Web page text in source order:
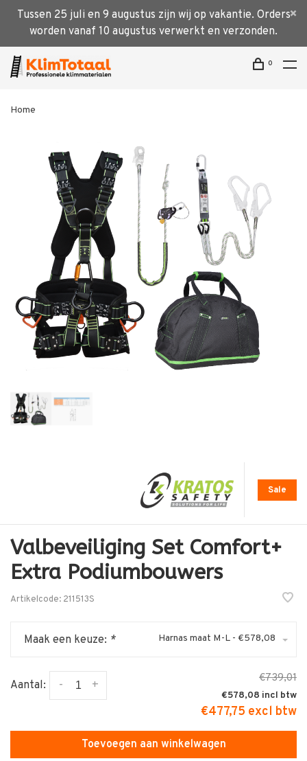
Tussen 25 juli en 9 augustus zijn wij op vakantie. Orders
worden vanaf 10 augustus verwerkt en verzonden.
0
Home
Sale
Valbeveiliging Set Comfort+
Extra Podiumbouwers
Artikelcode: 211513S
Maak een keuze: * Harnas maat M-L - €578,08
Aantal: +
-
€739,01
€578,08
€477,75 excl btw
Toevoegen aan winkelwagen